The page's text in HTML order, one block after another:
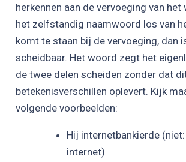
herkennen aan de vervoeging van
het zelfstandig naamwoord los van
komt te staan bij de vervoeging, dan
scheidbaar. Het woord zegt het
de twee delen scheiden zonder dat
betekenisverschillen oplevert. Kijk
volgende voorbeelden:
Hij internetbankierde
internet)